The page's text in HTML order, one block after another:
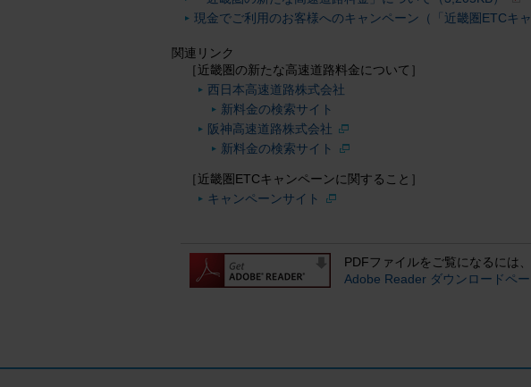
現金でご利用のお客様へのキャンペーン（「近畿圏ETCキ
関連リンク
［近畿圏の新たな高速道路料金について］
西日本高速道路株式会社
新料金の検索サイト
阪神高速道路株式会社
新料金の検索サイト
［近畿圏ETCキャンペーンに関すること］
キャンペーンサイト
PDFファイルをご覧になるには
Adobe Reader ダウンロードペ